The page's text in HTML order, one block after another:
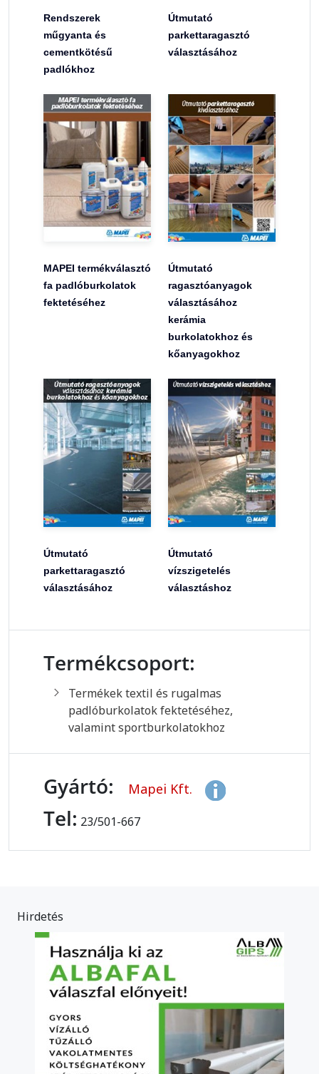
Rendszerek
műgyanta és
cementkötésű
padlókhoz
Útmutató
parkettaragasztó
választásához
MAPEI termékválasztó
fa padlóburkolatok
fektetéséhez
Útmutató
ragasztóanyagok
választásához
kerámia
burkolatokhoz és
kőanyagokhoz
Útmutató
parkettaragasztó
választásához
Útmutató
vízszigetelés
választáshoz
Termékcsoport:
Termékek textil és rugalmas
padlóburkolatok fektetéséhez,
valamint sportburkolatokhoz
Gyártó: Mapei Kft.
Tel: 23/501-667
Hirdetés